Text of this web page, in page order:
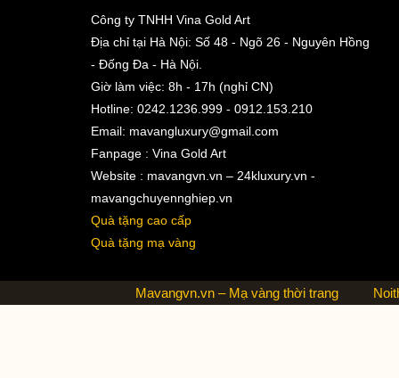
Công ty TNHH Vina Gold Art
Địa chỉ tại Hà Nội: Số 48 - Ngõ 26 - Nguyên Hồng
- Đống Đa - Hà Nội.
Giờ làm việc: 8h - 17h (nghỉ CN)
Hotline: 0242.1236.999 - 0912.153.210
Email: mavangluxury@gmail.com
Fanpage : Vina Gold Art
Website : mavangvn.vn – 24kluxury.vn -
mavangchuyennghiep.vn
Quà tặng cao cấp
Quà tặng mạ vàng
Mavangvn.vn – Mạ vàng thời trang